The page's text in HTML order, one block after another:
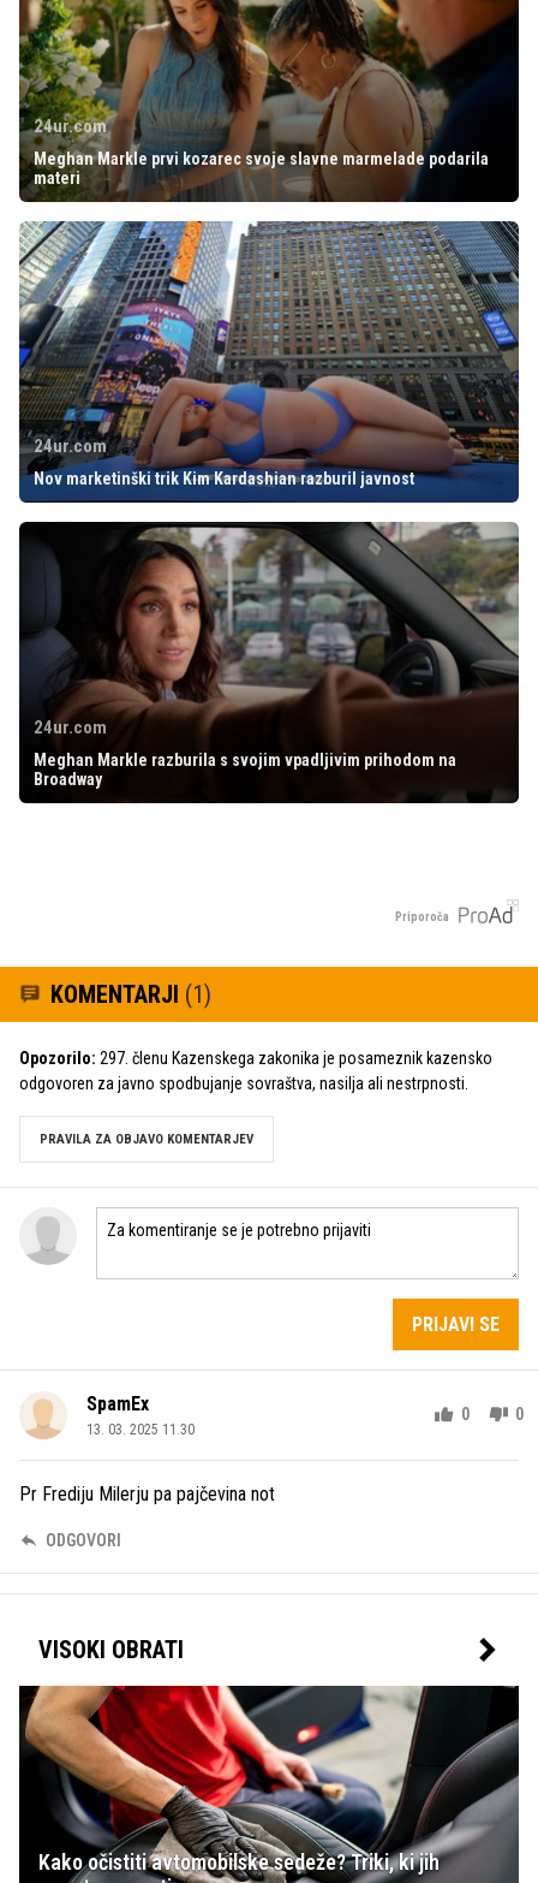
24ur.com
Meghan Markle prvi kozarec svoje slavne marmelade podarila
materi
24ur.com
Nov marketinški trik Kim Kardashian razburil javnost
24ur.com
Meghan Markle razburila s svojim vpadljivim prihodom na
Broadway
Priporoča
KOMENTARJI (1)
Opozorilo: 297. členu Kazenskega zakonika je posameznik kazensko
odgovoren za javno spodbujanje sovraštva, nasilja ali nestrpnosti.
PRAVILA ZA OBJAVO KOMENTARJEV
PRIJAVI SE
SpamEx
13. 03. 2025 11.30
0 0
Pr Frediju Milerju pa pajčevina not
ODGOVORI
VISOKI OBRATI
Kako očistiti avtomobilske sedeže? Triki, ki jih